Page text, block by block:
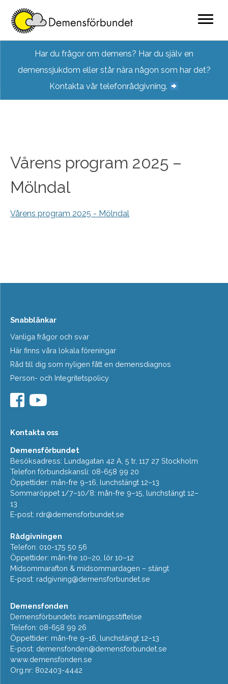
content
Har du frågor om demens? Har du själv en
demenssjukdom eller står nära någon som har det?
Kontakta vår telefonrådgivning.
Vårens program 2025 –
Mölndal
Vårens program 2025 - Mölndal
Snabblänkar
Vanliga frågor och svar
Här finns våra lokala föreningar
Råd till dig som nyligen fått en demensdiagnos
Person- och Integritetspolicy
Kontakta oss
Demensförbundet
Besöksadress: Lundagatan 42 A, 5 tr, 117 27 Stockholm
Telefon förbundskansli: 08-658 99 20
Öppettider: mån-fre 9–16, lunchstängt 12–13
Sommaröppet 1/7–10/8: mån-fre 9–15, lunchstängt 12–
13
E-post: rdr@demensforbundet.se
Rådgivningen
Telefon: 010-175 50 56
Öppettider: mån-fre 10–20, lör 10–12
Midsommarafton & midsommardagen – stängt
E-post: radgivning@demensforbundet.se
Demensfonden
Demensförbundets insamlingsstiftelse
Telefon: 08-658 99 26
Öppettider: mån-fre 9–16, lunchstängt 12–13
E-post: demensfonden@demensforbundet.se
www.demensfonden.se
Org.nr: 802403-4442